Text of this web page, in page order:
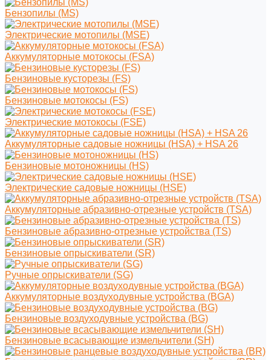
Бензопилы (MS)
Электрические мотопилы (MSE)
Аккумуляторные мотокосы (FSA)
Бензиновые кусторезы (FS)
Бензиновые мотокосы (FS)
Электрические мотокосы (FSE)
Аккумуляторные садовые ножницы (HSA) + HSA 26
Бензиновые мотоножницы (HS)
Электрические садовые ножницы (HSE)
Аккумуляторные абразивно-отрезные устройств (TSA)
Бензиновые абразивно-отрезные устройства (TS)
Бензиновые опрыскиватели (SR)
Ручные опрыскиватели (SG)
Аккумуляторные воздуходувные устройства (BGA)
Бензиновые воздуходувные устройства (BG)
Бензиновые всасывающие измельчители (SH)